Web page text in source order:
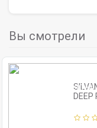
Вы смотрели
DEEP